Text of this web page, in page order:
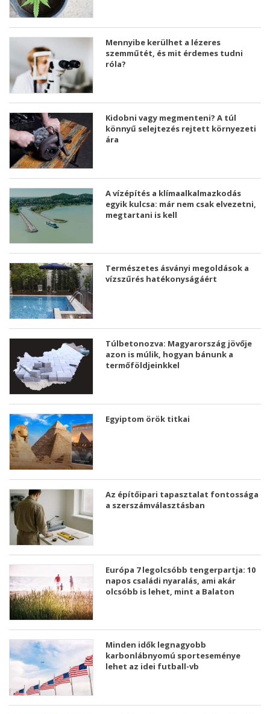
Mennyibe kerülhet a lézeres
szemműtét, és mit érdemes tudni
róla?
Kidobni vagy megmenteni? A túl
könnyű selejtezés rejtett környezeti
ára
A vízépítés a klímaalkalmazkodás
egyik kulcsa: már nem csak elvezetni,
megtartani is kell
Természetes ásványi megoldások a
vízszűrés hatékonyságáért
Túlbetonozva: Magyarország jövője
azon is múlik, hogyan bánunk a
termőföldjeinkkel
Egyiptom örök titkai
Az építőipari tapasztalat fontossága
a szerszámválasztásban
Európa 7 legolcsóbb tengerpartja: 10
napos családi nyaralás, ami akár
olcsóbb is lehet, mint a Balaton
Minden idők legnagyobb
karbonlábnyomú sporteseménye
lehet az idei futball-vb